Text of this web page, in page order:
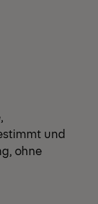
und
ohne